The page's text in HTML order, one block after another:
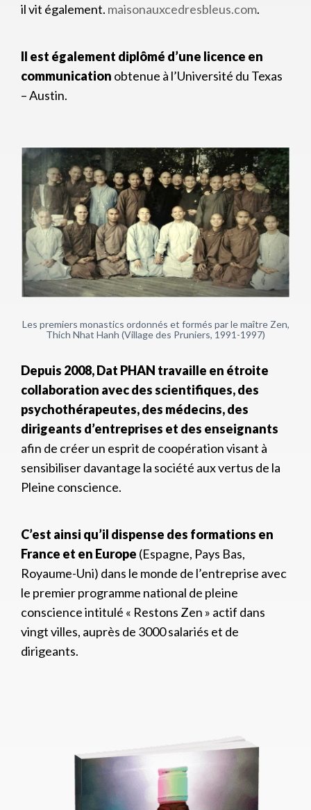
il vit également. maisonauxcedresbleus.com.
Il est également diplômé d’une licence en
communication obtenue à l’Université du Texas
– Austin.
Les premiers monastics ordonnés et formés par le maître Zen,
Thich Nhat Hanh (Village des Pruniers, 1991-1997)
Depuis 2008, Dat PHAN travaille en étroite
collaboration avec des scientifiques, des
psychothérapeutes, des médecins, des
dirigeants d’entreprises et des enseignants
afin de créer un esprit de coopération visant à
sensibiliser davantage la société aux vertus de la
Pleine conscience.
C’est ainsi qu’il dispense des formations en
France et en Europe (Espagne, Pays Bas,
Royaume-Uni) dans le monde de l’entreprise avec
le premier programme national de pleine
conscience intitulé « Restons Zen » actif dans
vingt villes, auprès de 3000 salariés et de
dirigeants.